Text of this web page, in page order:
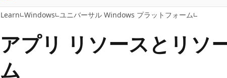
に
ス
ッ
プ
Learn Windows ユニバーサル Windows プラットフォーム
アプリ リソースとリソ
ム